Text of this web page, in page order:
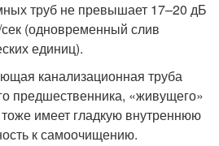
труб не превышает 17–20 дБ
(одновременный слив
единиц).
канализационная труба
предшественника, «живущего»
имеет гладкую внутреннюю
к самоочищению.